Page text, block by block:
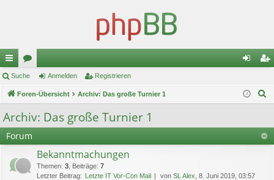
ch
ne
llz
ug
or
en m ist
re
Suche Anmelden Registrieren
Foren-Übersicht Archiv: Das große Turnier 1
e
Archiv: Das große Turnier 1
Forum
Bekanntmachungen
Themen: 3 Beiträge: 7
Letzter Beitrag: Letzte IT Vor-Con Mail von SL Alex , 8. Juni 2019, 03:57